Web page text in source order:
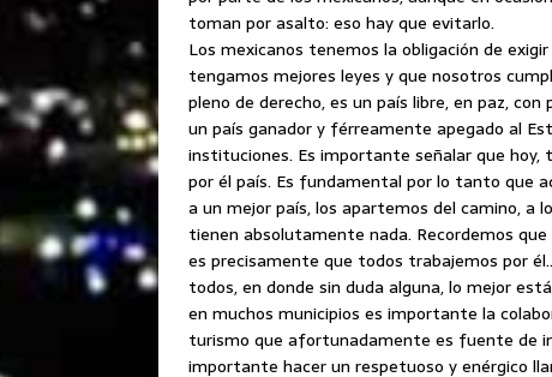
toman por asalto: eso hay que evitarlo.
Los mexicanos tenemos la obligación de
tengamos mejores leyes y que nosotros
pleno de derecho, es un país libre, en paz,
un país ganador y férreamente apegado al
instituciones. Es importante señalar que
por él país. Es fundamental por lo tanto que
a un mejor país, los apartemos del camino, a
tienen absolutamente nada. Recordemos
es precisamente que todos trabajemos por
todos, en donde sin duda alguna, lo mejor
en muchos municipios es importante la
turismo que afortunadamente es fuente de
importante hacer un respetuoso y enérgico